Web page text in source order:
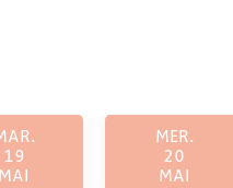
19
MAI
MER.
20
MAI